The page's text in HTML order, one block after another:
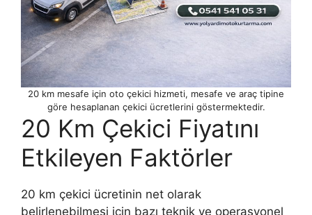
20 km mesafe için oto çekici hizmeti, mesafe ve araç tipine
göre hesaplanan çekici ücretlerini göstermektedir.
20 Km Çekici Fiyatını
Etkileyen Faktörler
20 km çekici ücretinin net olarak
belirlenebilmesi için bazı teknik ve operasyonel